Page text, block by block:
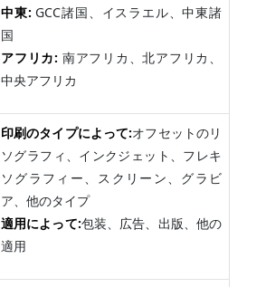
中東: GCC諸国、イスラエル、中東諸
国
アフリカ: 南アフリカ、北アフリカ、
中央アフリカ
印刷のタイプによって:オフセットのリ
ソグラフィ、インクジェット、フレキ
ソグラフィー、スクリーン、グラビ
ア、他のタイプ
適用によって:包装、広告、出版、他の
適用